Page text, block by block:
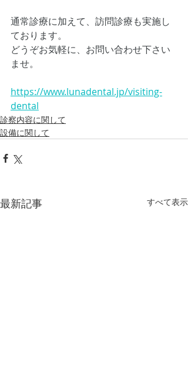
通常診療に加えて、訪問診療も実施し
ております。
どうぞお気軽に、お問い合わせ下さい
ませ。
https://www.lunadental.jp/visiting-
dental
診察内容に関して
設備に関して
最新記事 すべて表示